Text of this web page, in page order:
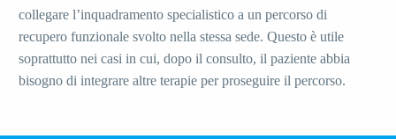
collegare l’inquadramento specialistico a un percorso di
recupero funzionale svolto nella stessa sede. Questo è utile
soprattutto nei casi in cui, dopo il consulto, il paziente abbia
bisogno di integrare altre terapie per proseguire il percorso.